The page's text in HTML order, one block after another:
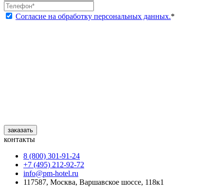
Согласие на обработку персональных данных.*
заказать
контакты
8 (800) 301‑91‑24
+7 (495) 212‑92‑72
info@pm-hotel.ru
117587, Москва, Варшавское шоссе, 118к1